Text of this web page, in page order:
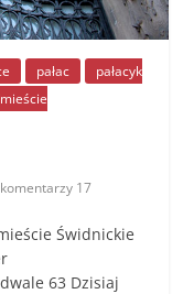
pałac
pałacyk
komentarzy 17
Świdnickie
63 Dzisiaj